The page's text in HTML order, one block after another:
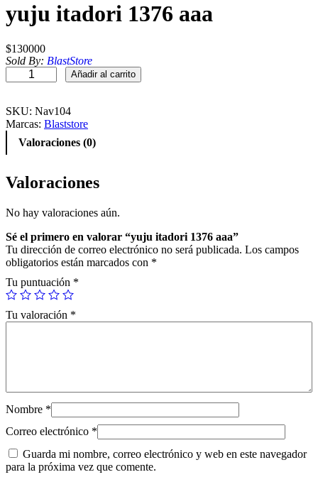
yuju itadori 1376 aaa
$130000
Sold By: BlastStore
u
u
i
o
1
7
6
a
a
a
c
a
d
Añadir al carrito
SKU: Nav104
Marcas: Blaststore
Valoraciones (0)
Valoraciones
No hay valoraciones aún.
Sé el primero en valorar “yuju itadori 1376 aaa”
Tu dirección de correo electrónico no será publicada. Los campos
obligatorios están marcados con *
Tu puntuación *
Tu valoración *
Nombre *
Correo electrónico *
Guarda mi nombre, correo electrónico y web en este navegador
para la próxima vez que comente.